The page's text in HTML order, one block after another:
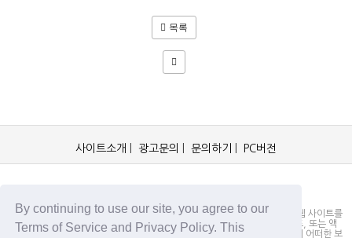
By continuing to use our site, you agree to our
Terms of Service and Privacy Policy. This
목록
사이트소개 광고문의 문의하기 PC버전
OCKorea365.com 오씨코리아365는 본 웹 사이트에 명시되어 있거나, 본 웹 사이트를
통해 배포되거나, 본 웹 사이트에 포함되어 있는 서비스로부터 링크, 다운로드, 또는 액
세스되는 정보, 내용 또는 광고(총칭하여 "자료")의 정확성이나 신뢰성에 대해 어떠한 보